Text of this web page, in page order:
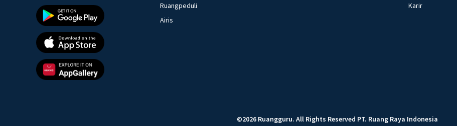
Ruangpeduli
Airis
Karir
©2026 Ruangguru. All Rights Reserved PT. Ruang Raya Indonesia